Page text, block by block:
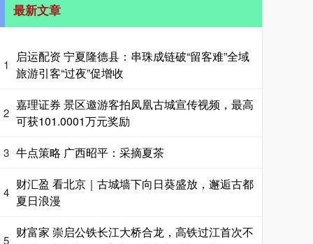
最新文章
1
启运配资 宁夏隆德县：串珠成链破“留客难”全域
旅游引客“过夜”促增收
2
嘉理证券 景区邀游客拍凤凰古城宣传视频，最高
可获101.0001万元奖励
3 牛点策略 广西昭平：采摘夏茶
4
财汇盈 看北京｜古城墙下向日葵盛放，邂逅古都
夏日浪漫
5
财富家 崇启公铁长江大桥合龙，高铁过江首次不